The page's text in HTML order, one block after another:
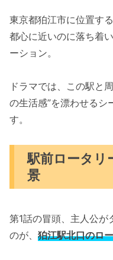
東京都狛江市に位置す
都心に近いのに落ち着
ーション。
ドラマでは、この駅と
の生活感”を漂わせるシ
す。
駅前ロータリ
景
第1話の冒頭、主人公が
のが、 狛江駅北口のロ